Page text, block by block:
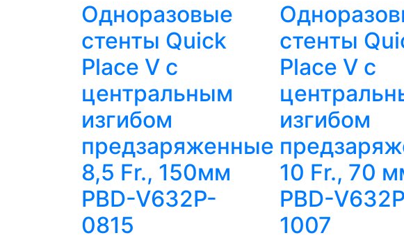
Одноразовые
стенты Quick
Place V с
центральным
изгибом
предзаряженные
8,5 Fr., 150мм
PBD-V632P-
0815
стенты
Place V с
изгибом
10 Fr., 70
PBD-
1007